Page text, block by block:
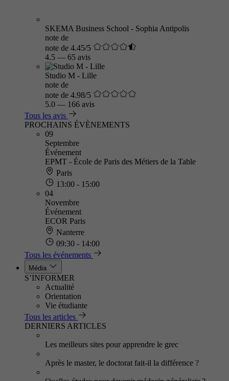
SKEMA Business School - Sophia Antipolis
note de
note de 4.45/5
4.5 — 65 avis
Studio M - Lille
note de
note de 4.98/5
5.0 — 166 avis
Tous les avis
PROCHAINS ÉVÈNEMENTS
09
Septembre
Événement
EPMT - École de Paris des Métiers de la Table
Paris
13:00 - 15:00
04
Novembre
Événement
ECOR Paris
Nanterre
09:30 - 14:00
Tous les événements
Média
S’INFORMER
Actualité
Orientation
Vie étudiante
Tous les articles
DERNIERS ARTICLES
Les meilleurs sites pour apprendre le grec
Après le master, le doctorat fait-il la différence ?